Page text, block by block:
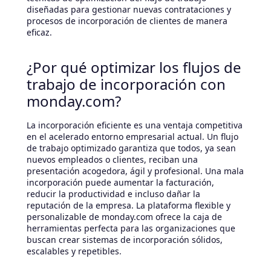
diseñadas para gestionar nuevas contrataciones y
procesos de incorporación de clientes de manera
eficaz.
¿Por qué optimizar los flujos de
trabajo de incorporación con
monday.com?
La incorporación eficiente es una ventaja competitiva
en el acelerado entorno empresarial actual. Un flujo
de trabajo optimizado garantiza que todos, ya sean
nuevos empleados o clientes, reciban una
presentación acogedora, ágil y profesional. Una mala
incorporación puede aumentar la facturación,
reducir la productividad e incluso dañar la
reputación de la empresa. La plataforma flexible y
personalizable de monday.com ofrece la caja de
herramientas perfecta para las organizaciones que
buscan crear sistemas de incorporación sólidos,
escalables y repetibles.